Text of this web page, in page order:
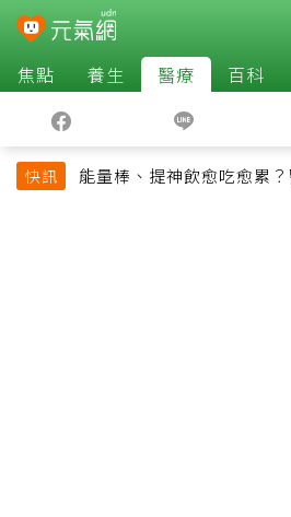
焦點 養生 醫療 百科
快訊
能量棒、提神飲愈吃愈累